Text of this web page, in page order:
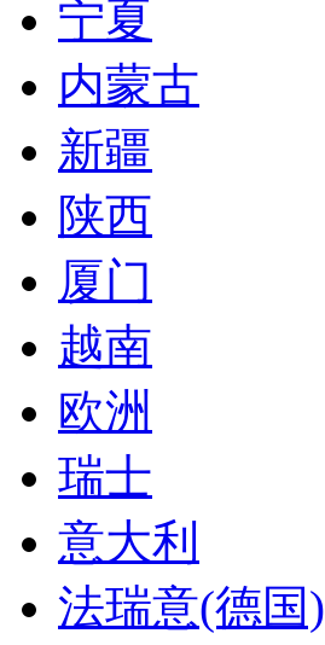
宁夏
内蒙古
新疆
陕西
厦门
越南
欧洲
瑞士
意大利
法瑞意(德国)